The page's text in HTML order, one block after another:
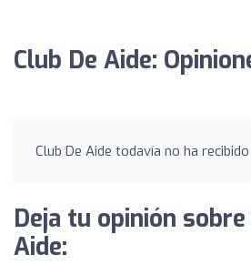
Club De Aide:
Club De Aide todavía no ha
Deja tu opinión sobre
Aide: